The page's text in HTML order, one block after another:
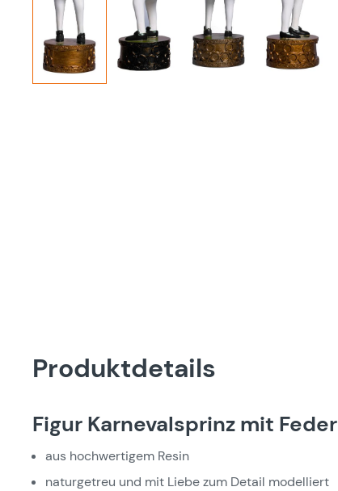
Produktdetails
Figur Karnevalsprinz mit Feder
aus hochwertigem Resin
naturgetreu und mit Liebe zum Detail modelliert